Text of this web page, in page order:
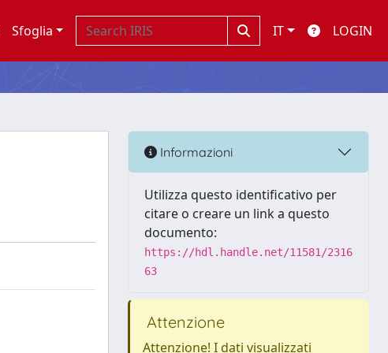
Sfoglia IT LOGIN
Informazioni
Utilizza questo identificativo per
citare o creare un link a questo
documento:
https://hdl.handle.net/11581/2316
63
Attenzione
Attenzione! I dati visualizzati